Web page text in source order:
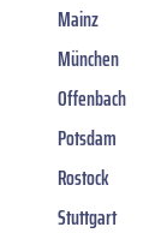
Mainz
München
Offenbach
Potsdam
Rostock
Stuttgart